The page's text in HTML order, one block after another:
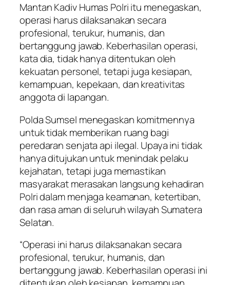
Mantan Kadiv Humas Polri itu menegaskan,
operasi harus dilaksanakan secara
profesional, terukur, humanis, dan
bertanggung jawab. Keberhasilan operasi,
kata dia, tidak hanya ditentukan oleh
kekuatan personel, tetapi juga kesiapan,
kemampuan, kepekaan, dan kreativitas
anggota di lapangan.
Polda Sumsel menegaskan komitmennya
untuk tidak memberikan ruang bagi
peredaran senjata api ilegal. Upaya ini tidak
hanya ditujukan untuk menindak pelaku
kejahatan, tetapi juga memastikan
masyarakat merasakan langsung kehadiran
Polri dalam menjaga keamanan, ketertiban,
dan rasa aman di seluruh wilayah Sumatera
Selatan.
“Operasi ini harus dilaksanakan secara
profesional, terukur, humanis, dan
bertanggung jawab. Keberhasilan operasi ini